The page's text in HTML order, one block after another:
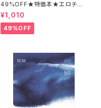
49%OFF★特価本★エロチカ・
バンブーのチョットだけよ 野口
千佳
¥1,010
49%OFF